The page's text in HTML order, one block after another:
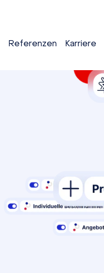
Referenzen Karriere